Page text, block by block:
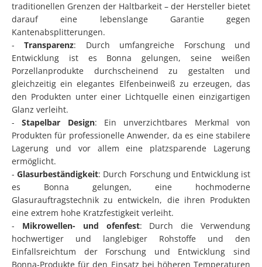
traditionellen Grenzen der Haltbarkeit – der Hersteller bietet
darauf eine lebenslange Garantie gegen
Kantenabsplitterungen.
-Transparenz: Durch umfangreiche Forschung und
Entwicklung ist es Bonna gelungen, seine weißen
Porzellanprodukte durchscheinend zu gestalten und
gleichzeitig ein elegantes Elfenbeinweiß zu erzeugen, das
den Produkten unter einer Lichtquelle einen einzigartigen
Glanz verleiht.
-Stapelbar Design: Ein unverzichtbares Merkmal von
Produkten für professionelle Anwender, da es eine stabilere
Lagerung und vor allem eine platzsparende Lagerung
ermöglicht.
-Glasurbeständigkeit: Durch Forschung und Entwicklung ist
es Bonna gelungen, eine hochmoderne
Glasurauftragstechnik zu entwickeln, die ihren Produkten
eine extrem hohe Kratzfestigkeit verleiht.
- Mikrowellen- und ofenfest: Durch die Verwendung
hochwertiger und langlebiger Rohstoffe und den
Einfallsreichtum der Forschung und Entwicklung sind
Bonna-Produkte für den Einsatz bei höheren Temperaturen